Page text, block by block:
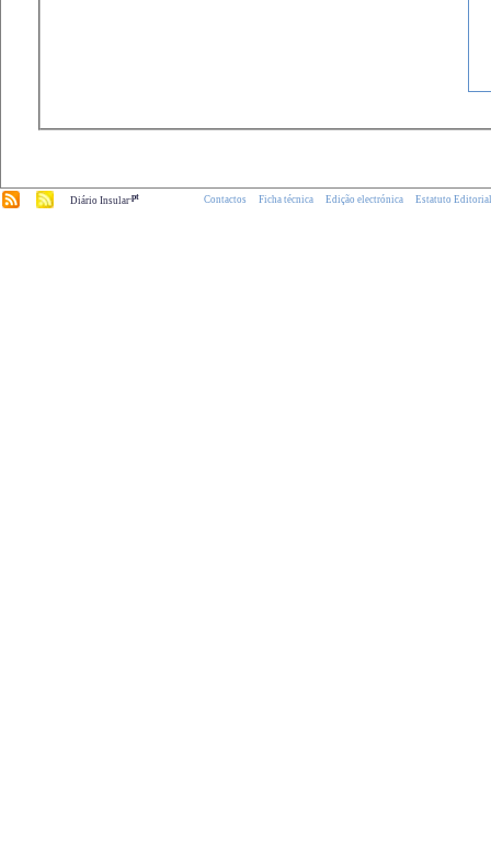
Diário Insular.pt Contactos Ficha técnica Edição electrónica Estatuto Editorial